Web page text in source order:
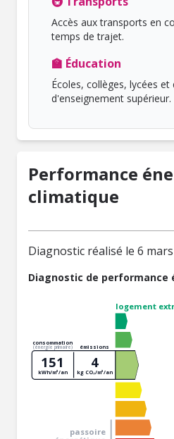
Accès aux transports en
temps de trajet.
🏫 Éducation
Écoles, collèges, lycées
d'enseignement supérieur.
Performance
climatique
Diagnostic réalisé le 6
Diagnostic de performance
logement
passoire
consommation
(énergie primaire) émissions
151
kWh/m²/an
4
kg CO₂/m²/an